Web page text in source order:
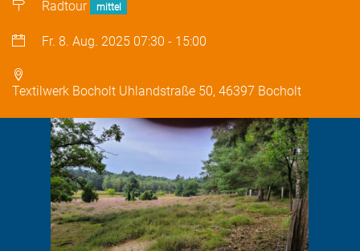
Radtour mittel
Fr. 8. Aug. 2025 07:30 - 15:00
Textilwerk Bocholt Uhlandstraße 50, 46397 Bocholt